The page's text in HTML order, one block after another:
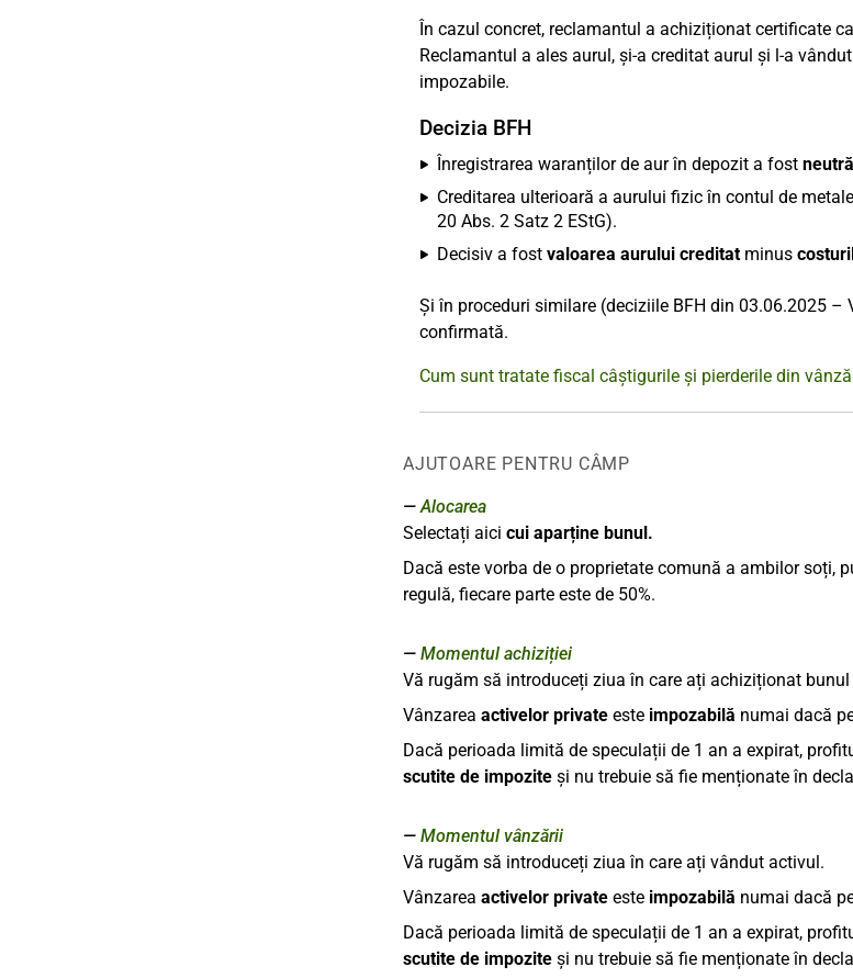
În cazul concret, reclamantul a achiziționat certificate
Reclamantul a ales aurul, și-a creditat aurul și l-a
impozabile.
Decizia BFH
Înregistrarea waranților de aur în depozit a fost
Creditarea ulterioară a aurului fizic în contul de
20 Abs. 2 Satz 2 EStG).
Decisiv a fost valoarea aurului creditatminus
Și în proceduri similare (deciziile BFH din 03.06.2025
confirmată.
Cum sunt tratate fiscal câștigurile și pierderile din
AJUTOARE PENTRU CÂMP
Alocarea
Selectați aici cui aparține bunul.
Dacă este vorba de o proprietate comună a ambilor soți,
regulă, fiecare parte este de 50%.
Momentul achiziției
Vă rugăm să introduceți ziua în care ați achiziționat
Vânzarea activelor private este impozabilă numai dacă
Dacă perioada limită de speculații de 1 an a expirat,
scutite de impozite și nu trebuie să fie menționate în
Momentul vânzării
Vă rugăm să introduceți ziua în care ați vândut activul.
Vânzarea activelor private este impozabilă numai dacă
Dacă perioada limită de speculații de 1 an a expirat,
scutite de impozite și nu trebuie să fie menționate în